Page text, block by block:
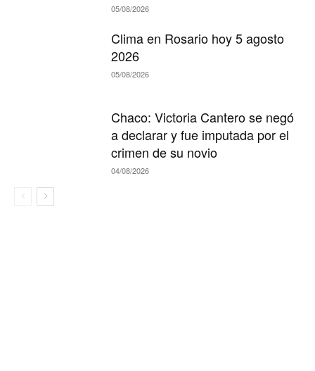
05/08/2026
Clima en Rosario hoy 5 agosto
2026
05/08/2026
Chaco: Victoria Cantero se negó
a declarar y fue imputada por el
crimen de su novio
04/08/2026